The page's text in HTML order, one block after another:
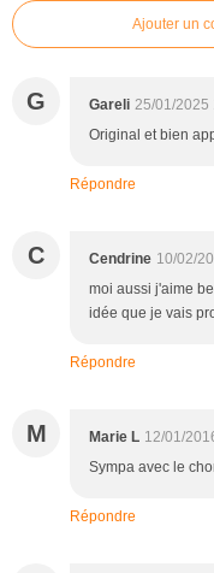
Ajouter un
G Gareli 25/01/2025
Original et bien
Répondre
C Cendrine 10/02/
moi aussi j'aime
idée que je vais
Répondre
M Marie L 12/01/
Sympa avec le
Répondre